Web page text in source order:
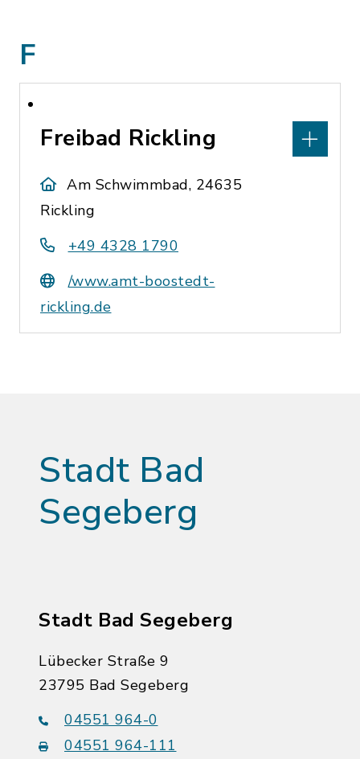
F
Freibad Rickling
Am Schwimmbad, 24635
Rickling
+49 4328 1790
/www.amt-boostedt-
rickling.de
Stadt Bad
Segeberg
Stadt Bad Segeberg
Lübecker Straße 9
23795 Bad Segeberg
04551 964-0
04551 964-111